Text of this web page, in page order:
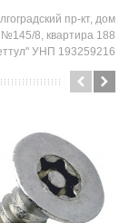
пр-кт, дом
№145/8, квартира 188
УНП 193259216